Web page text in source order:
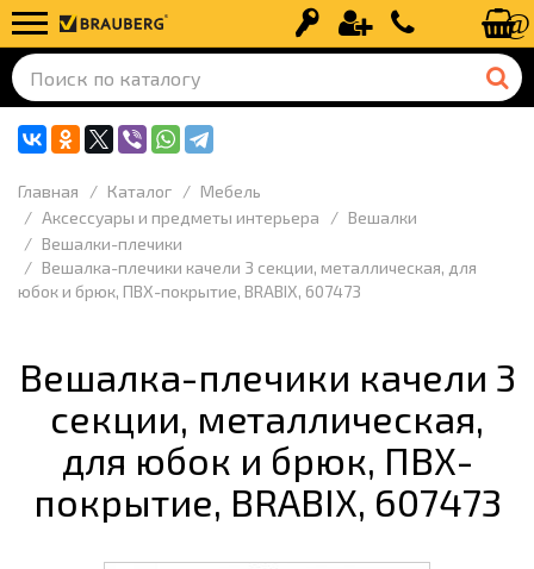
Вход Регистрация+7 (499) 110-
Главная Каталог
Мебель
Аксессуары и предметы интерьера
Вешалки
Вешалки-плечики
Вешалка-плечики качели 3 секции, металлическая, для
юбок и брюк, ПВХ-покрытие, BRABIX, 607473
Вешалка-плечики качели 3
секции, металлическая,
для юбок и брюк, ПВХ-
покрытие, BRABIX, 607473